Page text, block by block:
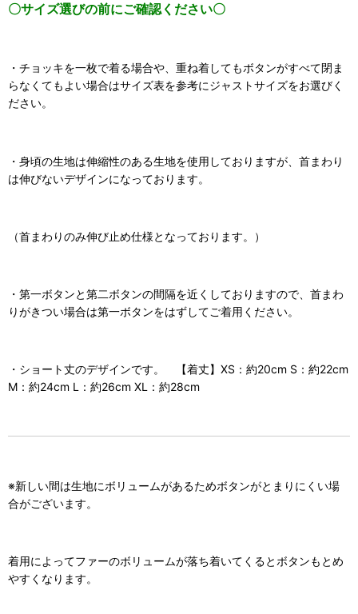
〇サイズ選びの前にご確認ください〇
・チョッキを一枚で着る場合や、重ね着してもボタンがすべて閉ま
らなくてもよい場合はサイズ表を参考にジャストサイズをお選びく
ださい。
・身頃の生地は伸縮性のある生地を使用しておりますが、首まわり
は伸びないデザインになっております。
（首まわりのみ伸び止め仕様となっております。）
・第一ボタンと第二ボタンの間隔を近くしておりますので、首まわ
りがきつい場合は第一ボタンをはずしてご着用ください。
・ショート丈のデザインです。 【着丈】XS：約20cm S：約22cm
M：約24cm L：約26cm XL：約28cm
※新しい間は生地にボリュームがあるためボタンがとまりにくい場
合がございます。
着用によってファーのボリュームが落ち着いてくるとボタンもとめ
やすくなります。